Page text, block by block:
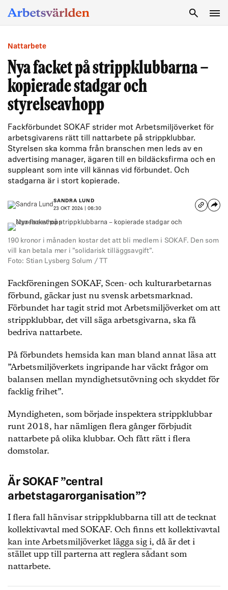
Nattarbete
Nya facket på strippklubbarna –
kopierade stadgar och
styrelseavhopp
Fackförbundet SOKAF strider mot Arbetsmiljöverket för
arbetsgivarens rätt till nattarbete på strippklubbar.
Styrelsen ska komma från branschen men leds av en
advertising manager, ägaren till en bildäcksfirma och en
suppleant som inte vill kännas vid förbundet. Och
stadgarna är i stort kopierade.
SANDRA LUND
23 OKT 2024 | 06:30
190 kronor i månaden kostar det att bli medlem i SOKAF. Den som
vill kan betala mer i ”solidarisk tilläggsavgift”.
Foto: Stian Lysberg Solum / TT
Fackföreningen SOKAF, Scen- och kulturarbetarnas
förbund, gäckar just nu svensk arbetsmarknad.
Förbundet har tagit strid mot Arbetsmiljöverket om att
strippklubbar, det vill säga arbetsgivarna, ska få
bedriva nattarbete.
På förbundets hemsida kan man bland annat läsa att
”Arbetsmiljöverkets ingripande har väckt frågor om
balansen mellan myndighetsutövning och skyddet för
facklig frihet”.
Myndigheten, som började inspektera strippklubbar
runt 2018, har nämligen flera gånger förbjudit
nattarbete på olika klubbar. Och fått rätt i flera
domstolar.
Är SOKAF ”central
arbetstagarorganisation”?
I flera fall hänvisar strippklubbarna till att de tecknat
kollektivavtal med SOKAF. Och finns ett kollektivavtal
kan inte Arbetsmiljöverket lägga sig i, då är det i
stället upp till parterna att reglera sådant som
nattarbete.